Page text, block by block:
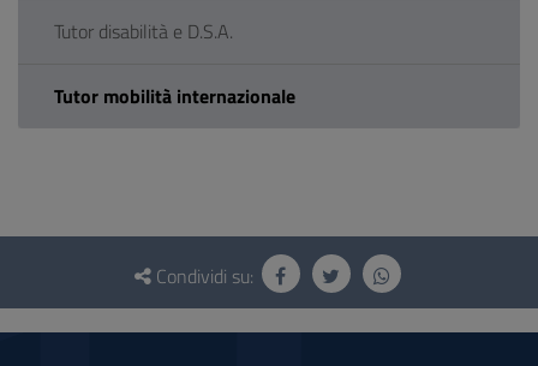
Tutor disabilità e D.S.A.
Tutor mobilità internazionale
Questionario
social
Condividi su: